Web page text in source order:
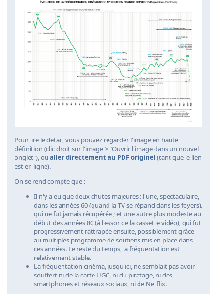
Pour lire le détail, vous pouvez regarder l'image en haute
définition (clic droit sur l'image > "Ouvrir l'image dans un nouvel
onglet"), ou aller directement au PDF originel (tant que le lien
est en ligne).
On se rend compte que :
Il n'y a eu que deux chutes majeures : l'une, spectaculaire,
dans les années 60 (quand la TV se répand dans les foyers),
qui ne fut jamais récupérée ; et une autre plus modeste au
début des années 80 (à l'essor de la cassette vidéo), qui fut
progressivement rattrapée ensuite, possiblement grâce
au multiples programme de soutiens mis en place dans
ces années. Le reste du temps, la fréquentation est
relativement stable.
La fréquentation cinéma, jusqu'ici, ne semblait pas avoir
souffert ni de la carte UGC, ni du piratage, ni des
smartphones et réseaux sociaux, ni de Netflix.